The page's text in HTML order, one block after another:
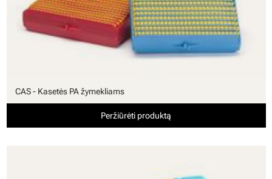
CAS - Kasetės PA žymekliams
Peržiūrėti produktą